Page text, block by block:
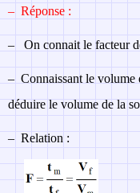
– Réponse :
– On connait le facteur
– Connaissant le volume
déduire le volume de la
– Relation :